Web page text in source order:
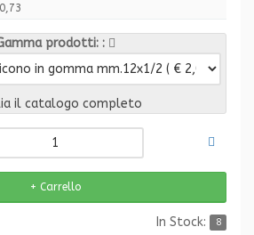
prodotti:
il catalogo completo
In Stock: 8